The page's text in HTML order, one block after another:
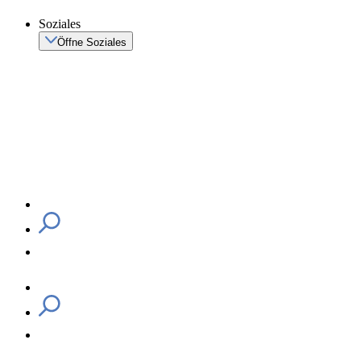
Soziales
Öffne Soziales